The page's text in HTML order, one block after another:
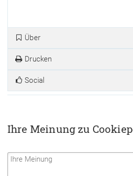
Über
Drucken
Social
Ihre Meinung zu